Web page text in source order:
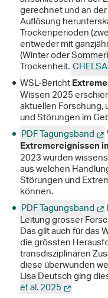
gerechnet und an
Auflösung
Trockenperioden
entweder mit
(Winter oder
Trockenheit.
WSL-Bericht
Wissen 2025
aktuellen Forschung,
und Störungen im
PDF Tagungsband
Extremereignissen
2023 wurden
aus welchen
Störungen und
können.
PDF Tagungsband
Leitung grosser
Das gilt auch für das
die grössten
transdisziplinären
diese überwunden
Lisa Deutsch ging
et al. 2025